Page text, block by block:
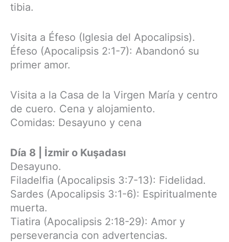
tibia.
Visita a Éfeso (Iglesia del Apocalipsis).
Éfeso (Apocalipsis 2:1-7): Abandonó su
primer amor.
Visita a la Casa de la Virgen María y centro
de cuero. Cena y alojamiento.
Comidas: Desayuno y cena
Día 8 | İzmir o Kuşadası
Desayuno.
Filadelfia (Apocalipsis 3:7-13): Fidelidad.
Sardes (Apocalipsis 3:1-6): Espiritualmente
muerta.
Tiatira (Apocalipsis 2:18-29): Amor y
perseverancia con advertencias.